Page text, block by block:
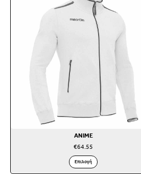
ANIME
€64.55
Επιλογή